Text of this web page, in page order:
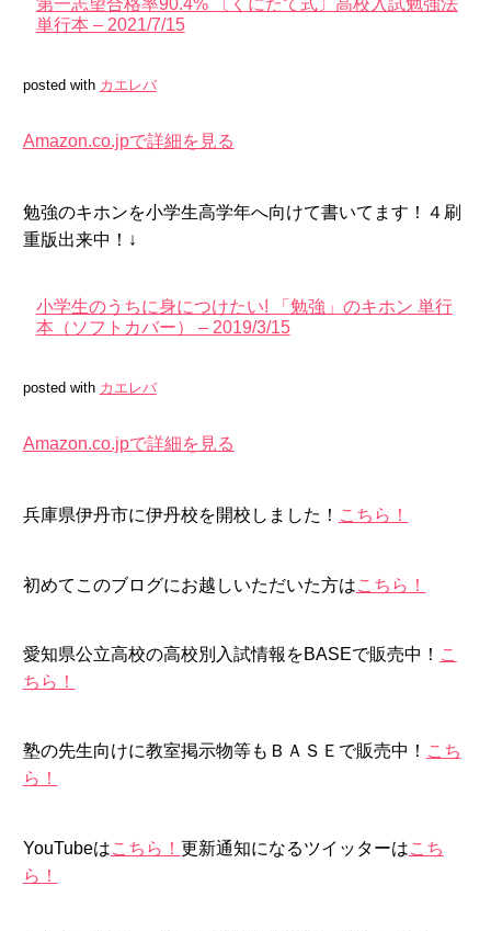
第一志望合格率90.4% 〔くにたて式〕高校入試勉強法
単行本 – 2021/7/15
posted with カエレバ
Amazon.co.jpで詳細を見る
勉強のキホンを小学生高学年へ向けて書いてます！４刷
重版出来中！↓
小学生のうちに身につけたい! 「勉強」のキホン 単行
本（ソフトカバー） – 2019/3/15
posted with カエレバ
Amazon.co.jpで詳細を見る
兵庫県伊丹市に伊丹校を開校しました！ こちら！
初めてこのブログにお越しいただいた方はこちら！
愛知県公立高校の高校別入試情報をBASEで販売中！ こ
ちら！
塾の先生向けに教室掲示物等もＢＡＳＥで販売中！ こち
ら！
YouTubeはこちら！ 更新通知になるツイッターはこち
ら！